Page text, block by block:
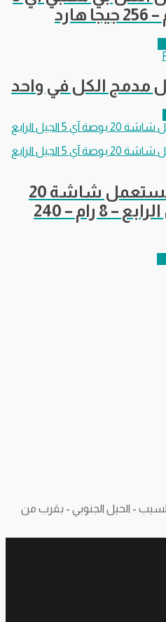
مدمج الكل في واحد
كمبيوتر لينوفو مستعمل شاشة 20
بوصة آي 5 الجيل الرابع – 8 رام – 240
- الحيل الجنوبي - بقرب من